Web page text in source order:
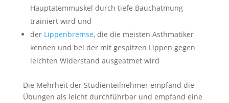
Hauptatemmuskel durch tiefe Bauchatmung
trainiert wird und
der Lippenbremse, die die meisten Asthmatiker
kennen und bei der mit gespitzen Lippen gegen
leichten Widerstand ausgeatmet wird
Die Mehrheit der Studienteilnehmer empfand die
Übungen als leicht durchführbar und empfand eine